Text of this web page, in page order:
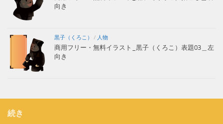
向き
黒子（くろこ） / 人物
商用フリー・無料イラスト_黒子（くろこ）表題03＿左
向き
続き